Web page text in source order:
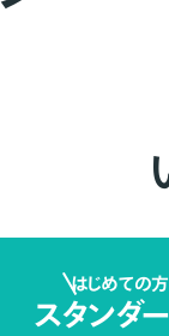
はじめての
スタンダ